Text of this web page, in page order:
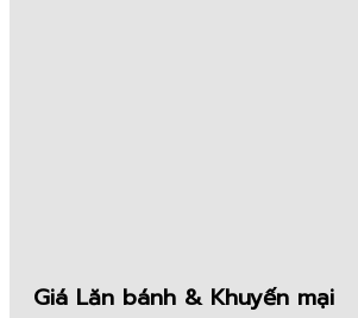
Giá Lăn bánh & Khuyến mại